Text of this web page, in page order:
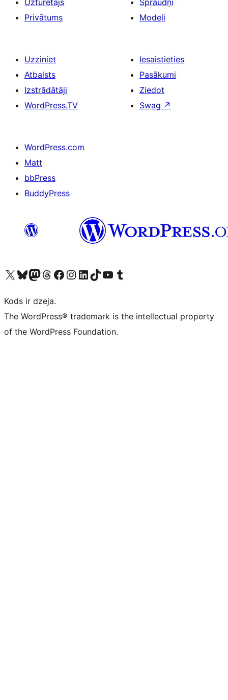
Uzturētājs
Privātums
Spraudņi
Modeļi
Uzziniet
Atbalsts
Izstrādātāji
WordPress.TV
Iesaistieties
Pasākumi
Ziedot
Swag ↗
WordPress.com
Matt
bbPress
BuddyPress
Apmeklējiet mūsu X (agrāk Twitter) kontu
Apmeklējiet mūsu Bluesky kontu
Apmeklējiet mūsu Mastodon kontu
Apmeklējiet mūsu Threads kontu
Apmeklējiet mūsu Facebook lapuApmeklējiet mūsu Instagram kontu
Apmeklējiet mūsu LinkedIn kontu
Apmeklējiet mūsu TikTok kontu
Apmeklējiet mūsu YouTube kanālu
Apmeklējiet mūsu Tumblr kontu
Kods ir dzeja.
The WordPress® trademark is the intellectual property
of the WordPress Foundation.